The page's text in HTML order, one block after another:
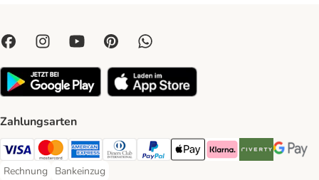
Zahlungsarten
Visa Payment Method
Mastercard Payment Method
American Express Payment Method
Diners Club Payment Method
PayPal Payment Method
Apple Pay Payment Method
Klarna Payment Method
Riverty Payment
Google
Rechnung
Rechnung Payment Method
Bankeinzug
Bankeinzug Payment Method